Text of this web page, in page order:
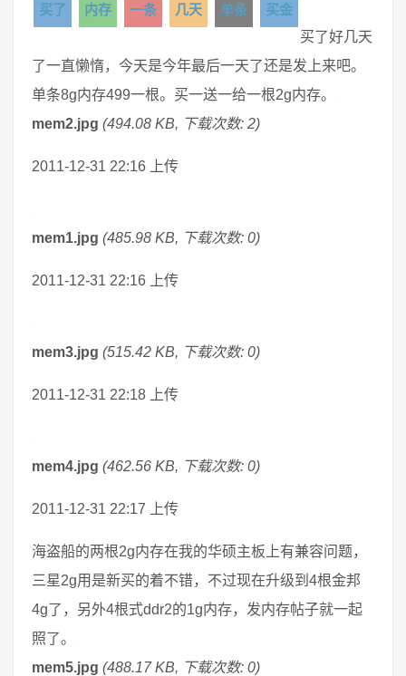
买了 内存 一条 几天 单条
买金
买了好几天
了一直懒惰，今天是今年最后一天了还是发上来吧。
单条8g内存499一根。买一送一给一根2g内存。
mem2.jpg (494.08 KB, 下载次数: 2)
2011-12-31 22:16 上传
mem1.jpg (485.98 KB, 下载次数: 0)
2011-12-31 22:16 上传
mem3.jpg (515.42 KB, 下载次数: 0)
2011-12-31 22:18 上传
mem4.jpg (462.56 KB, 下载次数: 0)
2011-12-31 22:17 上传
海盗船的两根2g内存在我的华硕主板上有兼容问题，
三星2g用是新买的着不错，不过现在升级到4根金邦
4g了，另外4根式ddr2的1g内存，发内存帖子就一起
照了。
mem5.jpg (488.17 KB, 下载次数: 0)